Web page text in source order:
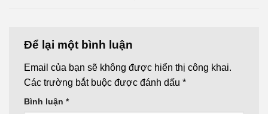
Để lại một bình luận
Email của bạn sẽ không được hiển thị công khai.
Các trường bắt buộc được đánh dấu *
Bình luận *